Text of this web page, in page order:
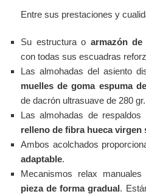
Entre sus prestaciones y
Su estructura o armazón
con todas sus escuadras
Las almohadas del asiento
muelles de goma espuma
de dacrón ultrasuave de 280 gr.
Las almohadas de
relleno de fibra hueca virgen
Ambos acolchados
adaptable.
Mecanismos relax manuales
pieza de forma gradual.